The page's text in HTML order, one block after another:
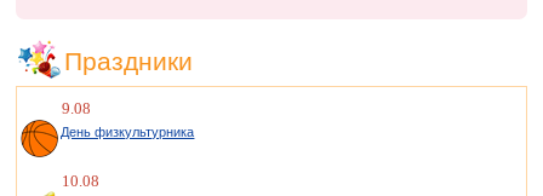
Праздники
9.08
День физкультурника
10.08